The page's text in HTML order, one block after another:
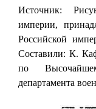
Источник:
империи,
Российской
Составили: К.
по
департамента